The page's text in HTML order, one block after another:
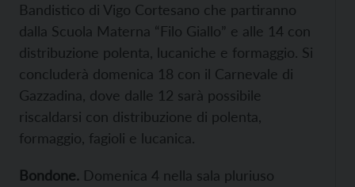
Bandistico di Vigo Cortesano che partiranno
dalla Scuola Materna “Filo Giallo” e alle 14 con
distribuzione polenta, lucaniche e formaggio. Si
concluderà domenica 18 con il Carnevale di
Gazzadina, dove dalle 12 sarà possibile
riscaldarsi con distribuzione di polenta,
formaggio, fagioli e lucanica.
Bondone. Domenica 4 nella sala pluriuso